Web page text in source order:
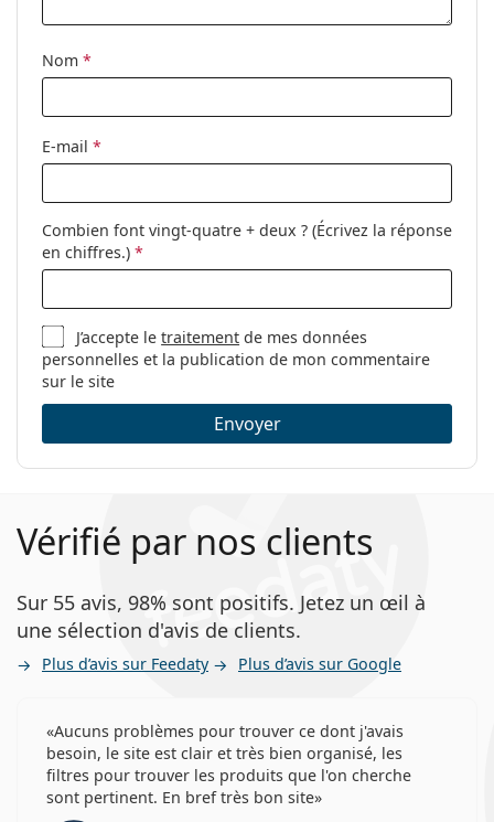
nettoyage:
Autres
Catégorie:
Marque:
Nom *
E-mail *
Combien font vingt-quatre + deux ? (Écrivez la réponse
en chiffres.) *
J’accepte letraitement de mes données
personnelles et la publication de mon commentaire
sur le site
Envoyer
Vérifié par nos clients
Sur 55 avis, 98% sont positifs. Jetez un œil à
une sélection d'avis de clients.
Plus d’avis sur Feedaty Plus d’avis sur Google
Aucuns problèmes pour trouver ce dont j'avais
besoin, le site est clair et très bien organisé, les
filtres pour trouver les produits que l'on cherche
sont pertinent. En bref très bon site